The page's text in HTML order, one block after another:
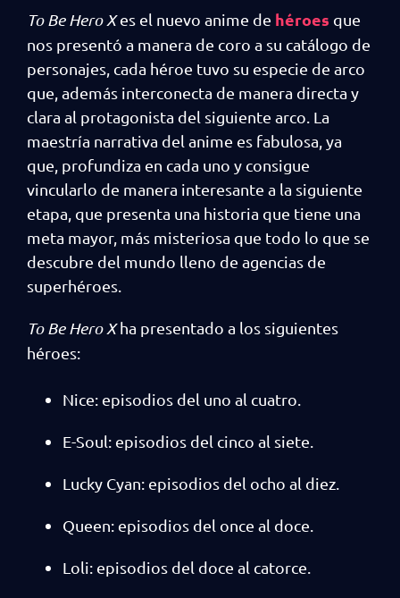
To Be Hero Xes el nuevo anime de héroes que
nos presentó a manera de coro a su catálogo de
personajes, cada héroe tuvo su especie de arco
que, además interconecta de manera directa y
clara al protagonista del siguiente arco. La
maestría narrativa del anime es fabulosa, ya
que, profundiza en cada uno y consigue
vincularlo de manera interesante a la siguiente
etapa, que presenta una historia que tiene una
meta mayor, más misteriosa que todo lo que se
descubre del mundo lleno de agencias de
superhéroes.
To Be Hero Xha presentado a los siguientes
héroes:
Nice: episodios del uno al cuatro.
E-Soul: episodios del cinco al siete.
Lucky Cyan: episodios del ocho al diez.
Queen: episodios del once al doce.
Loli: episodios del doce al catorce.